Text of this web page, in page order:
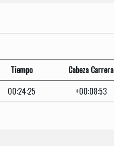
Tiempo Cabeza Carrera
00:24:25 +00:08:53